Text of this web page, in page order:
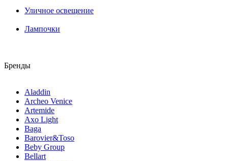
Уличное освещение
Лампочки
Бренды
Aladdin
Archeo Venice
Artemide
Axo Light
Baga
Barovier&Toso
Beby Group
Bellart